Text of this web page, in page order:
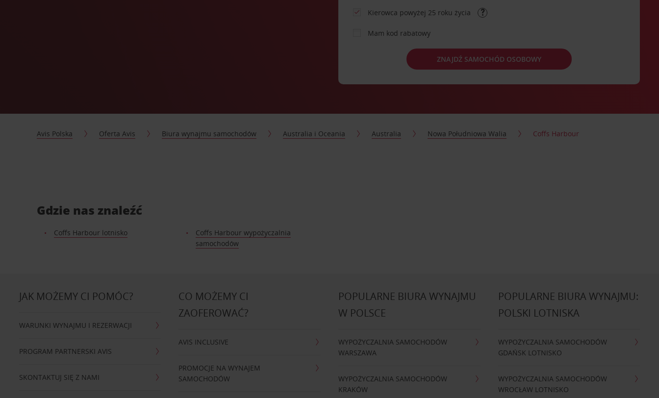
Kierowca powyżej 25 roku życia
Mam kod rabatowy
ZNAJDŹ SAMOCHÓD OSOBOWY
Avis Polska Oferta Avis Biura wynajmu samochodów Australia i Oceania Australia Nowa Południowa Walia Coffs Harbour
Gdzie nas znaleźć
Coffs Harbour lotnisko
Coffs Harbour wypożyczalnia
samochodów
JAK MOŻEMY CI POMÓC?
WARUNKI WYNAJMU I REZERWACJI
PROGRAM PARTNERSKI AVIS
SKONTAKTUJ SIĘ Z NAMI
CO MOŻEMY CI
ZAOFEROWAĆ?
AVIS INCLUSIVE
PROMOCJE NA WYNAJEM
SAMOCHODÓW
POPULARNE BIURA WYNAJMU
W POLSCE
WYPOŻYCZALNIA SAMOCHODÓW
WARSZAWA
WYPOŻYCZALNIA SAMOCHODÓW
KRAKÓW
POPULARNE BIURA WYNAJMU:
POLSKI LOTNISKA
WYPOŻYCZALNIA SAMOCHODÓW
GDAŃSK LOTNISKO
WYPOŻYCZALNIA SAMOCHODÓW
WROCŁAW LOTNISKO